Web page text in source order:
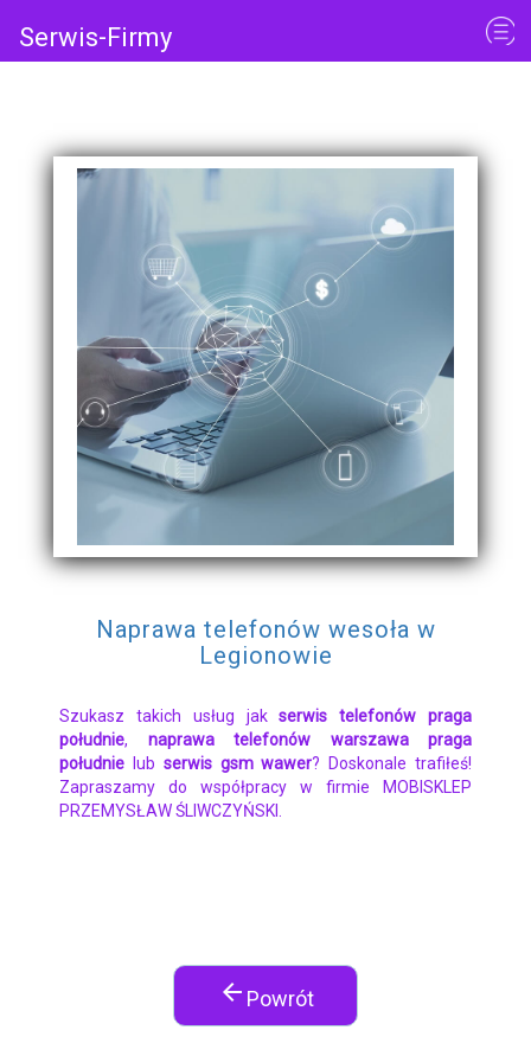
Serwis-Firmy
Naprawa telefonów wesoła w
Legionowie
Szukasz takich usług jakserwis telefonów praga
południe, naprawa telefonów warszawa praga
południe lub serwis gsm wawer? Doskonale trafiłeś!
Zapraszamy do współpracy w firmie MOBISKLEP
PRZEMYSŁAW ŚLIWCZYŃSKI.
arrow_back Powrót